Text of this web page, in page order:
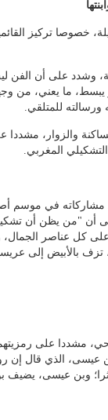
تركيز
وشدد على أن الفن
ما يعني، من
للمتلقي.
والزوار، مشددا
المغربي.
مشاركاته في موسم
أن "من يظن أن
على كل عناصر
تزف بالأبيض إلى
مشددا على
عيسى، الذي قال إن
وبن عيسى، يضيف